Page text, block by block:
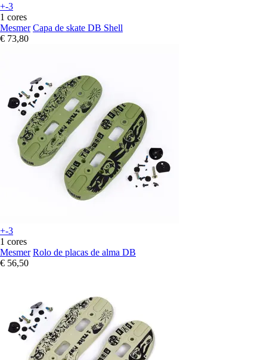
+-3
1 cores
Mesmer Capa de skate DB Shell
€ 73,80
+-3
1 cores
Mesmer Rolo de placas de alma DB
€ 56,50